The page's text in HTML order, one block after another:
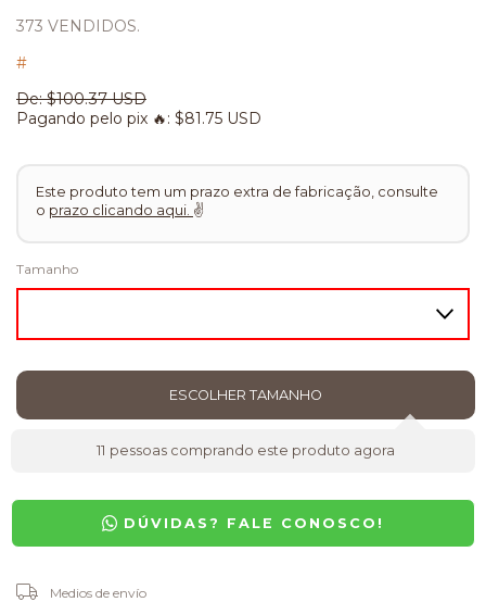
373 VENDIDOS.
#
De:$100.37 USD
Pagando pelo pix 🔥: $81.75 USD
Este produto tem um prazo extra de fabricação, consulte
o prazo clicando aqui. ✌
Tamanho
11 pessoas comprando este produto agora
DÚVIDAS? FALE CONOSCO!
Entregas para el CP:
Medios de envío